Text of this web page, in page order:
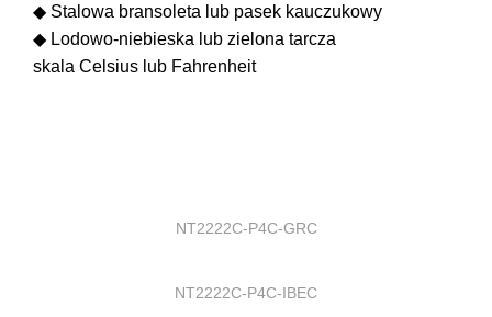
◆ Stalowa bransoleta lub pasek kauczukowy
◆ Lodowo-niebieska lub zielona tarcza
skala Celsius lub Fahrenheit
NT2222C-P4C-GRC
NT2222C-P4C-IBEC